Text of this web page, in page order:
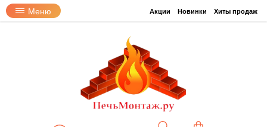
Меню Акции Новинки Хиты продаж